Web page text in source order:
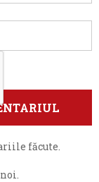
făcute.